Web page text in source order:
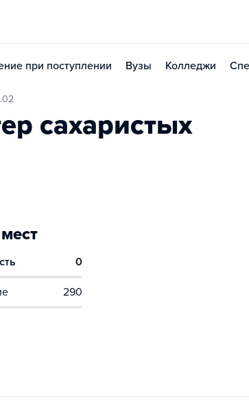
при поступлении Вузы Колледжи
сахаристых
0
290